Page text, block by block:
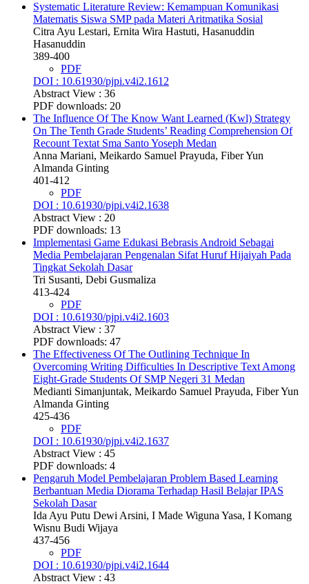
Systematic Literature Review: Kemampuan Komunikasi
Matematis Siswa SMP pada Materi Aritmatika Sosial
Citra Ayu Lestari, Ernita Wira Hastuti, Hasanuddin
Hasanuddin
389-400
PDF
DOI : 10.61930/pjpi.v4i2.1612
Abstract View : 36
PDF downloads: 20
The Influence Of The Know Want Learned (Kwl) Strategy
On The Tenth Grade Students’ Reading Comprehension Of
Recount Textat Sma Santo Yoseph Medan
Anna Mariani, Meikardo Samuel Prayuda, Fiber Yun
Almanda Ginting
401-412
PDF
DOI : 10.61930/pjpi.v4i2.1638
Abstract View : 20
PDF downloads: 13
Implementasi Game Edukasi Bebrasis Android Sebagai
Media Pembelajaran Pengenalan Sifat Huruf Hijaiyah Pada
Tingkat Sekolah Dasar
Tri Susanti, Debi Gusmaliza
413-424
PDF
DOI : 10.61930/pjpi.v4i2.1603
Abstract View : 37
PDF downloads: 47
The Effectiveness Of The Outlining Technique In
Overcoming Writing Difficulties In Descriptive Text Among
Eight-Grade Students Of SMP Negeri 31 Medan
Medianti Simanjuntak, Meikardo Samuel Prayuda, Fiber Yun
Almanda Ginting
425-436
PDF
DOI : 10.61930/pjpi.v4i2.1637
Abstract View : 45
PDF downloads: 4
Pengaruh Model Pembelajaran Problem Based Learning
Berbantuan Media Diorama Terhadap Hasil Belajar IPAS
Sekolah Dasar
Ida Ayu Putu Dewi Arsini, I Made Wiguna Yasa, I Komang
Wisnu Budi Wijaya
437-456
PDF
DOI : 10.61930/pjpi.v4i2.1644
Abstract View : 43